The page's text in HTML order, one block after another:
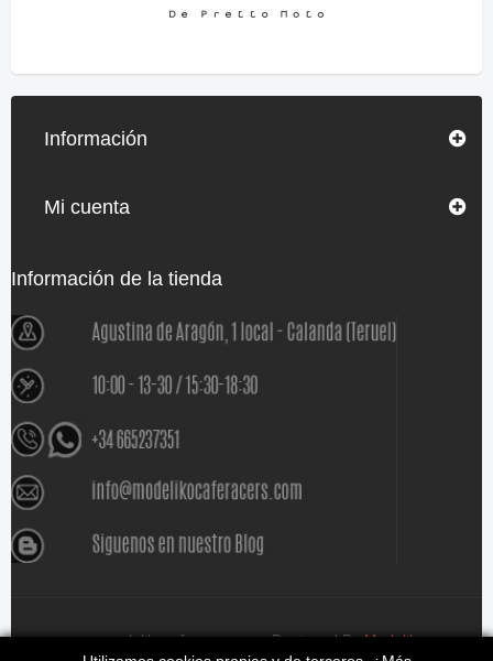
Información
Mi cuenta
Información de la tienda
www.modelikocaferacers.com Designed By Modeliko